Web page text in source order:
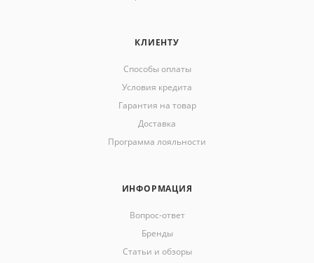
КЛИЕНТУ
Способы оплаты
Условия кредита
Гарантия на товар
Доставка
Программа лояльности
ИНФОРМАЦИЯ
Вопрос-ответ
Бренды
Статьи и обзоры